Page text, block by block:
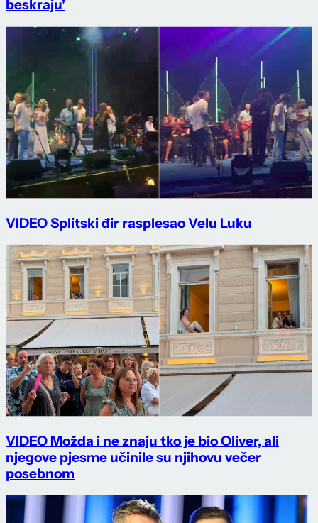
beskraju'
VIDEO Splitski đir rasplesao Velu Luku
VIDEO Možda i ne znaju tko je bio Oliver, ali
njegove pjesme učinile su njihovu večer
posebnom